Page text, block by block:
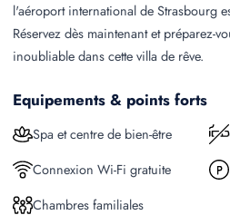
l'aéroport international de Strasbourg
Réservez dès maintenant et préparez-
inoubliable dans cette villa de rêve.
Equipements & points forts
Spa et centre de bien-être
Connexion Wi-Fi gratuite
Chambres familiales